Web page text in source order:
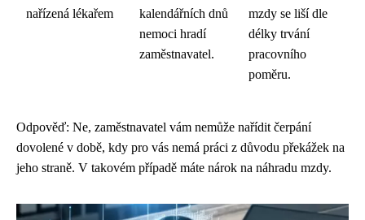
nařízená lékařem
kalendářních dnů
nemoci hradí
zaměstnavatel.
mzdy se liší dle
délky trvání
pracovního
poměru.
Odpověď: Ne, zaměstnavatel vám nemůže nařídit čerpání
dovolené v době, kdy pro vás nemá práci z důvodu překážek na
jeho straně. V takovém případě máte nárok na náhradu mzdy.